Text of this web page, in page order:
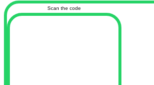
Scan the code